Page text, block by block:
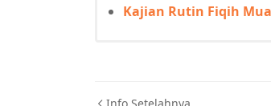
Kajian Rutin Fiqih